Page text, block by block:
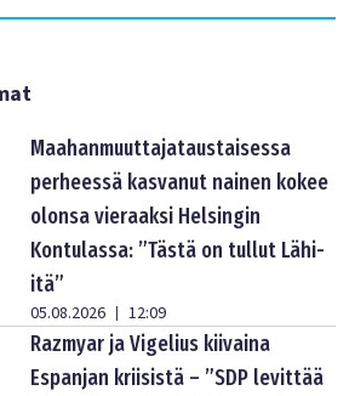
Maahanmuuttajataustaisessa
perheessä kasvanut nainen kokee
olonsa vieraaksi Helsingin
Kontulassa: ”Tästä on tullut Lähi-
itä”
05.08.2026 | 12:09
Razmyar ja Vigelius kiivaina
Espanjan kriisistä – ”SDP levittää